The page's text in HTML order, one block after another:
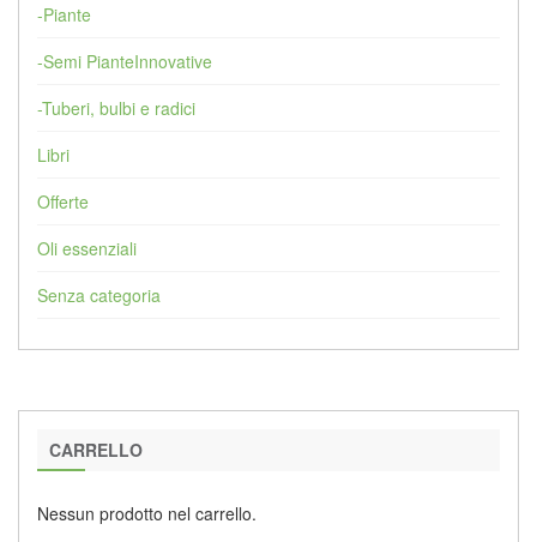
-Piante
-Semi PianteInnovative
-Tuberi, bulbi e radici
Libri
Offerte
Oli essenziali
Senza categoria
CARRELLO
Nessun prodotto nel carrello.